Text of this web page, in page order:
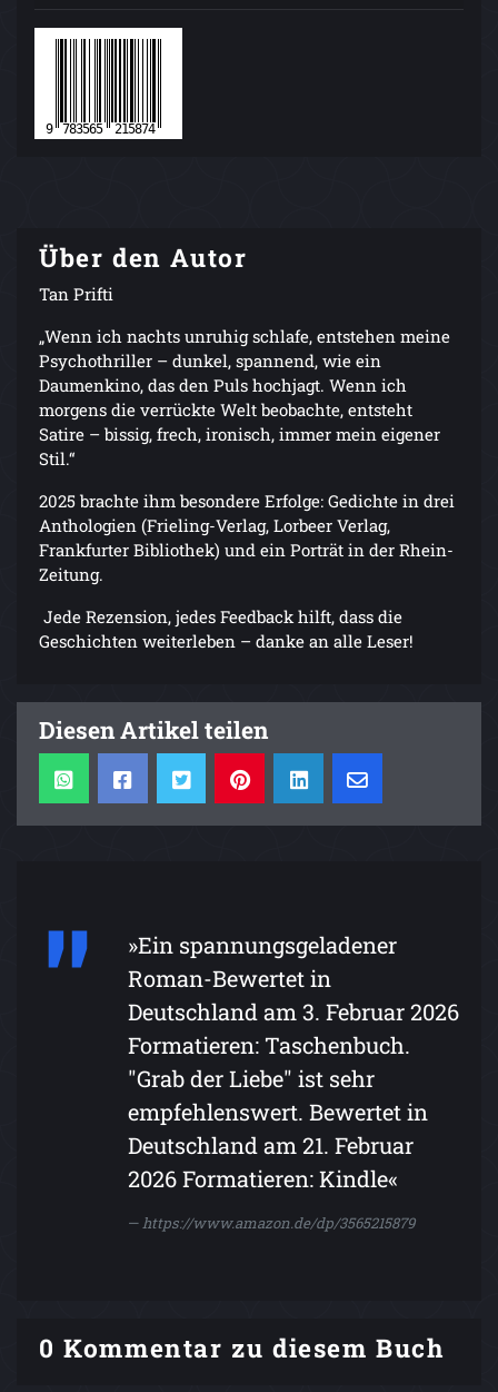
Über den Autor
Tan Prifti
„Wenn ich nachts unruhig schlafe, entstehen meine
Psychothriller – dunkel, spannend, wie ein
Daumenkino, das den Puls hochjagt. Wenn ich
morgens die verrückte Welt beobachte, entsteht
Satire – bissig, frech, ironisch, immer mein eigener
Stil.“
2025 brachte ihm besondere Erfolge: Gedichte in drei
Anthologien (Frieling-Verlag, Lorbeer Verlag,
Frankfurter Bibliothek) und ein Porträt in der Rhein-
Zeitung.
Jede Rezension, jedes Feedback hilft, dass die
Geschichten weiterleben – danke an alle Leser!
Diesen Artikel teilen
»Ein spannungsgeladener
Roman-Bewertet in
Deutschland am 3. Februar 2026
Formatieren: Taschenbuch.
"Grab der Liebe" ist sehr
empfehlenswert. Bewertet in
Deutschland am 21. Februar
2026 Formatieren: Kindle«
https://www.amazon.de/dp/3565215879
0 Kommentar zu diesem Buch